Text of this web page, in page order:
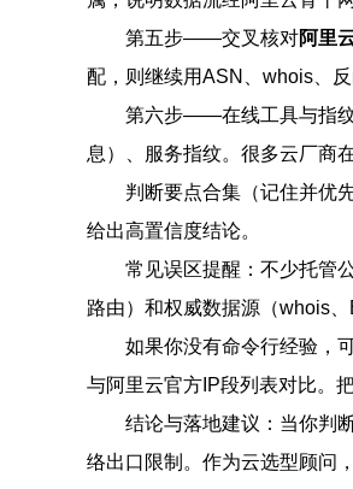
第五步——交叉核对阿里
配，则继续用ASN、whois、反
第六步——在线工具与指
息）、服务指纹。很多云厂商
判断要点合集（记住并优
给出高置信度结论。
常见误区提醒：不少托管
路由）和权威数据源（whois
如果你没有命令行经验，
与阿里云官方IP段列表对比。
结论与落地建议：当你判
络出口限制。作为云选型顾问